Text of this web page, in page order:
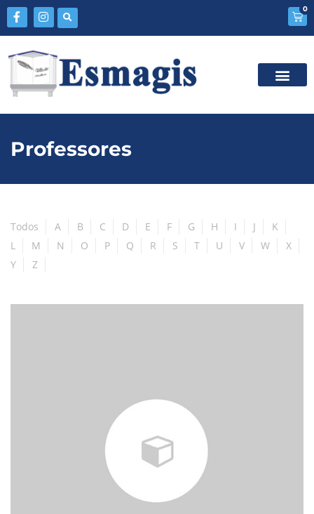
0
Professores
Todos A B C D E F G H I J
K
L
M N O P Q R S T U V W
X
Y
Z